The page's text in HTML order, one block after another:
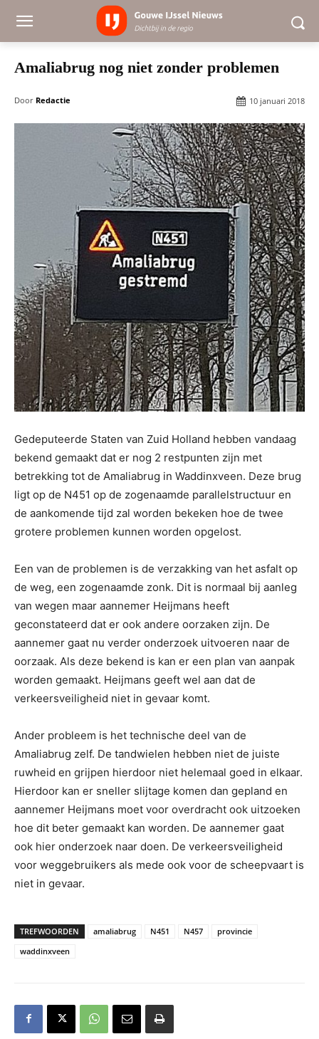
Amaliabrug nog niet zonder problemen
Door Redactie 10 januari 2018
Gedeputeerde Staten van Zuid Holland hebben vandaag
bekend gemaakt dat er nog 2 restpunten zijn met
betrekking tot de Amaliabrug in Waddinxveen. Deze brug
ligt op de N451 op de zogenaamde parallelstructuur en
de aankomende tijd zal worden bekeken hoe de twee
grotere problemen kunnen worden opgelost.
Een van de problemen is de verzakking van het asfalt op
de weg, een zogenaamde zonk. Dit is normaal bij aanleg
van wegen maar aannemer Heijmans heeft
geconstateerd dat er ook andere oorzaken zijn. De
aannemer gaat nu verder onderzoek uitvoeren naar de
oorzaak. Als deze bekend is kan er een plan van aanpak
worden gemaakt. Heijmans geeft wel aan dat de
verkeersveiligheid niet in gevaar komt.
Ander probleem is het technische deel van de
Amaliabrug zelf. De tandwielen hebben niet de juiste
ruwheid en grijpen hierdoor niet helemaal goed in elkaar.
Hierdoor kan er sneller slijtage komen dan gepland en
aannemer Heijmans moet voor overdracht ook uitzoeken
hoe dit beter gemaakt kan worden. De aannemer gaat
ook hier onderzoek naar doen. De verkeersveiligheid
voor weggebruikers als mede ook voor de scheepvaart is
niet in gevaar.
TREFWOORDEN amaliabrug N451 N457
provincie
waddinxveen